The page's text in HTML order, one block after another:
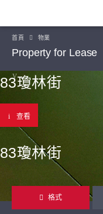
首頁 物業
Property for Lease
83瓊林街
查看
83瓊林街
格式